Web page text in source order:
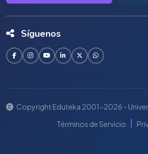
Síguenos
Copyright Eduteka 2001-2026 -
Términos de Servicio